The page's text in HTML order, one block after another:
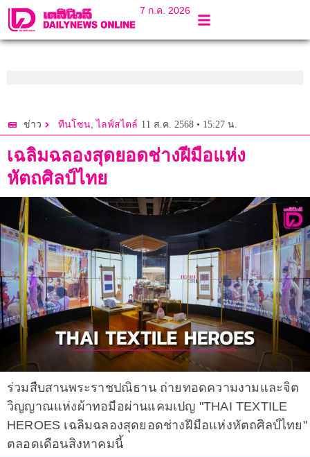
7 ก.ค. 2026
ข่าว ทีนโซน,ไลฟ์สไตล์ 11 ส.ค. 2568 • 15:27 น.
เฉลิมฉลองสุดยอดช่างฝีมือแห่ง
หัตถศิลป์ไทย
ร่วมสืบสานพระราชปณิธาน ถ่ายทอดความงามและจิต
วิญญาณแห่งผ้าทอมือผ่านแคมเปญ "THAI TEXTILE
HEROES เฉลิมฉลองสุดยอดช่างฝีมือแห่งหัตถศิลป์ไทย"
ตลอดเดือนสิงหาคมนี้